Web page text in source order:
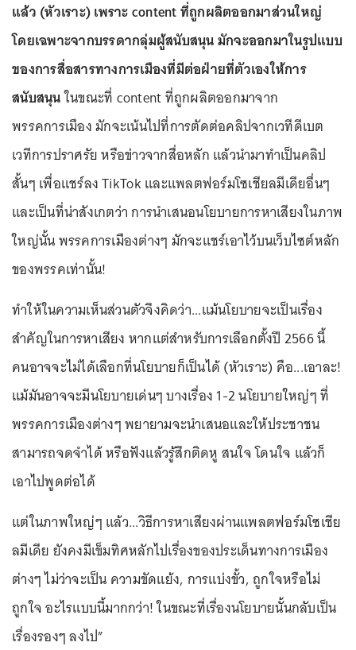
แล้ว (หัวเราะ) เพราะ content ที่ถูกผลิตออกมาส่วนใหญ่
โดยเฉพาะจากบรรดากลุ่มผู้สนับสนุน มักจะออกมาในรูปแบบ
ของการสื่อสารทางการเมืองที่มีต่อฝ่ายที่ตัวเองให้การ
สนับสนุนในขณะที่ content ที่ถูกผลิตออกมาจาก
พรรคการเมือง มักจะเน้นไปที่การตัดต่อคลิปจากเวทีดีเบต
เวทีการปราศรัย หรือข่าวจากสื่อหลัก แล้วนำมาทำเป็นคลิป
สั้นๆ เพื่อแชร์ลง TikTok และแพลตฟอร์มโซเชียลมีเดียอื่นๆ
และเป็นที่น่าสังเกตว่า การนำเสนอนโยบายการหาเสียงในภาพ
ใหญ่นั้น พรรคการเมืองต่างๆ มักจะแชร์เอาไว้บนเว็บไซต์หลัก
ของพรรคเท่านั้น!
ทำให้ในความเห็นส่วนตัวจึงคิดว่า...แม้นโยบายจะเป็นเรื่อง
สำคัญในการหาเสียง หากแต่สำหรับการเลือกตั้งปี 2566 นี้
คนอาจจะไม่ได้เลือกที่นโยบายก็เป็นได้ (หัวเราะ) คือ...เอาละ!
แม้มันอาจจะมีนโยบายเด่นๆ บางเรื่อง 1-2 นโยบายใหญ่ๆ ที่
พรรคการเมืองต่างๆ พยายามจะนำเสนอและให้ประชาชน
สามารถจดจำได้ หรือฟังแล้วรู้สึกติดหู สนใจ โดนใจ แล้วก็
เอาไปพูดต่อได้
แต่ในภาพใหญ่ๆ แล้ว...วิธีการหาเสียงผ่านแพลตฟอร์มโซเชีย
ลมีเดีย ยังคงมีเข็มทิศหลักไปเรื่องของประเด็นทางการเมือง
ต่างๆ ไม่ว่าจะเป็น ความขัดแย้ง, การแบ่งขั้ว, ถูกใจหรือไม่
ถูกใจ อะไรแบบนี้มากกว่า! ในขณะที่เรื่องนโยบายนั้นกลับเป็น
เรื่องรองๆ ลงไป”